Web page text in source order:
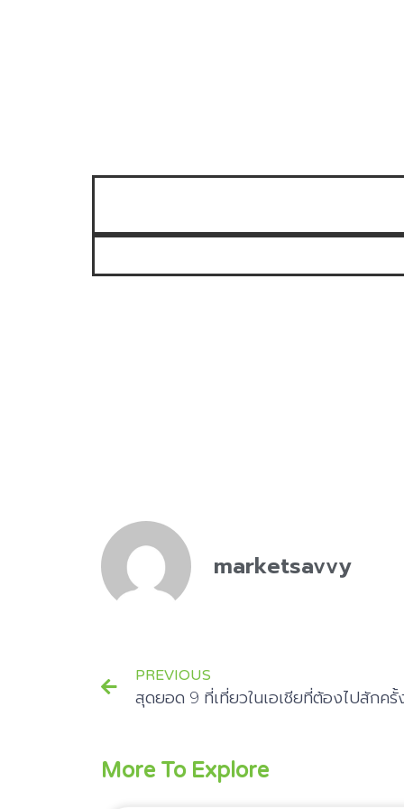
marketsavvy
PREVIOUS
สุดยอด 9 ที่เที่ยวในเอเชียที่ต้องไปสักครั้
More To Explore